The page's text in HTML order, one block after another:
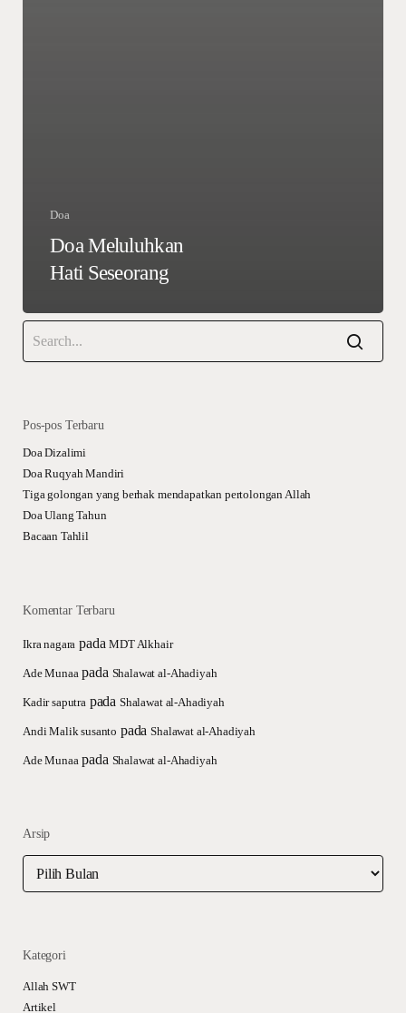
Doa
Doa Meluluhkan
Hati Seseorang
Pos-pos Terbaru
Doa Dizalimi
Doa Ruqyah Mandiri
Tiga golongan yang berhak mendapatkan pertolongan Allah
Doa Ulang Tahun
Bacaan Tahlil
Komentar Terbaru
Ikra nagara padaMDT Alkhair
Ade Munaa pada Shalawat al-Ahadiyah
Kadir saputra pada Shalawat al-Ahadiyah
Andi Malik susanto padaShalawat al-Ahadiyah
Ade Munaa pada Shalawat al-Ahadiyah
Arsip
Kategori
Allah SWT
Artikel